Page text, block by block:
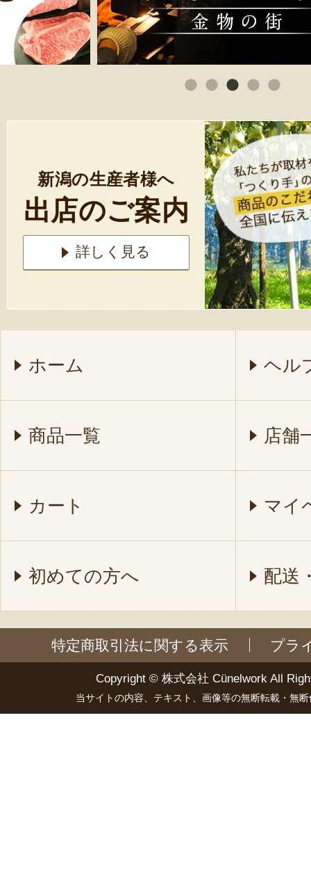
新潟の生産者様へ
出店のご案内
詳しく見る
ホーム ヘル
商品一覧 店舗
カート マイ
初めての方へ 配送
特定商取引法に関する表示 プラ
Copyright © 株式会社 Cünelwork All
当サイトの内容、テキスト、画像等の無断転載・無